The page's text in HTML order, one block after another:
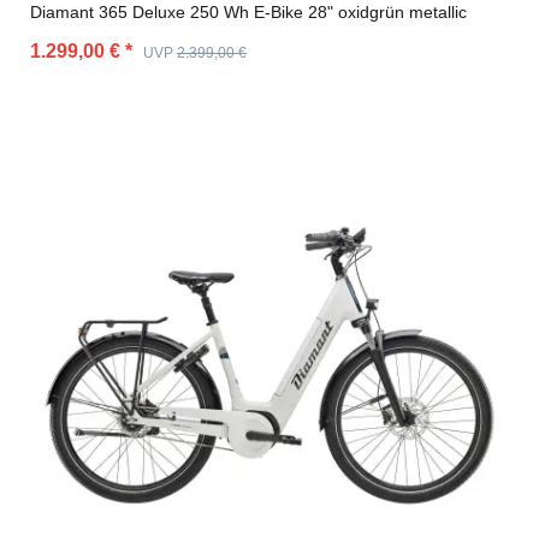
Diamant 365 Deluxe 250 Wh E-Bike 28" oxidgrün metallic
1.299,00 € * UVP 2.399,00 €